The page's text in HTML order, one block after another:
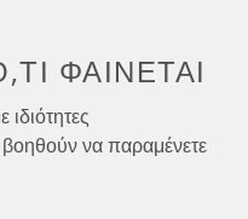
ΦΑΊΝΕΤΑΙ
να παραμένετε